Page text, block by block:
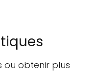
ou obtenir plus